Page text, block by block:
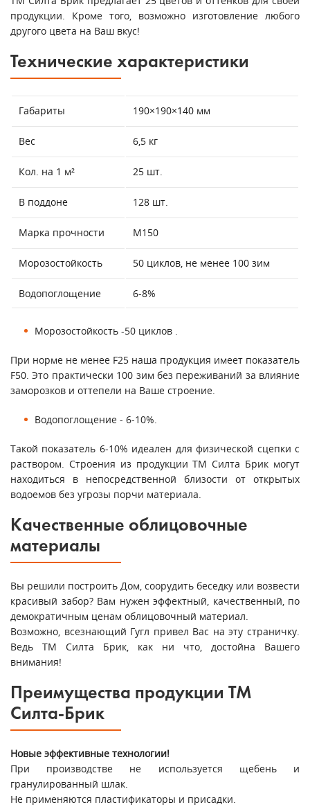
продукции. Кроме того, возможно изготовление любого
другого цвета на Ваш вкус!
Технические характеристики
Габариты 190×190×140 мм
Вес 6,5 кг
Кол. на 1 м² 25 шт.
В поддоне 128 шт.
Марка прочности М150
Морозостойкость 50 циклов, не менее 100 зим
Водопоглощение 6-8%
Морозостойкость -50 циклов .
При норме не менее F25 наша продукция имеет показатель
F50. Это практически 100 зим без переживаний за влияние
заморозков и оттепели на Ваше строение.
Водопоглощение - 6-10%.
Такой показатель 6-10% идеален для физической сцепки с
раствором. Строения из продукции ТМ Силта Брик могут
находиться в непосредственной близости от открытых
водоемов без угрозы порчи материала.
Качественные облицовочные
материалы
Вы решили построить Дом, соорудить беседку или возвести
красивый забор? Вам нужен эффектный, качественный, по
демократичным ценам облицовочный материал.
Возможно, всезнающий Гугл привел Вас на эту страничку.
Ведь ТМ Силта Брик, как ни что, достойна Вашего
внимания!
Преимущества продукции ТМ
Силта-Брик
Новые эффективные технологии!
При производстве не используется щебень и
гранулированный шлак.
Не применяются пластификаторы и присадки.